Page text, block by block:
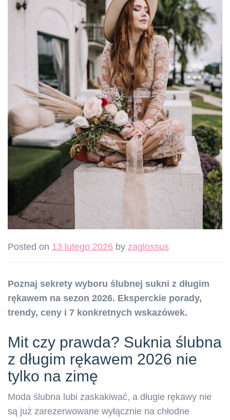
Posted on 13 lutego 2026 by zaglossus
Poznaj sekrety wyboru ślubnej sukni z długim
rękawem na sezon 2026. Eksperckie porady,
trendy, ceny i 7 konkretnych wskazówek.
Mit czy prawda? Suknia ślubna
z długim rękawem 2026 nie
tylko na zimę
Moda ślubna lubi zaskakiwać, a długie rękawy nie
są już zarezerwowane wyłącznie na chłodne